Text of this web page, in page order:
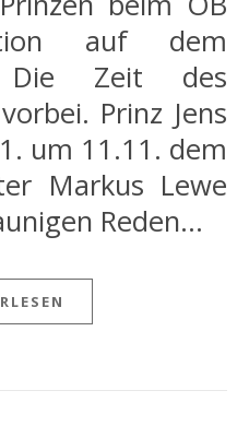
auf dem
Die Zeit des
Prinz Jens
um 11.11. dem
Markus Lewe
Reden…